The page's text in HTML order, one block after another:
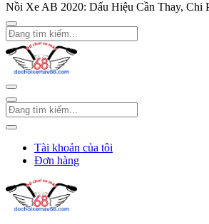
Nồi Xe AB 2020: Dấu Hiệu Cần Thay, Chi
Tài khoản của tôi
Đơn hàng